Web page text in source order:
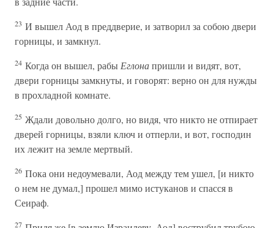
23 И вышел Аод в преддверие, и затворил за собою двери
горницы, и замкнул.
24 Когда он вышел, рабы Еглонапришли и видят, вот,
двери горницы замкнуты, и говорят: верно он для нужды
в прохладной комнате.
25 Ждали довольно долго, но видя, что никто не отпирает
дверей горницы, взяли ключ и отперли, и вот, господин
их лежит на земле мертвый.
26 Пока они недоумевали, Аод между тем ушел, [и никто
о нем не думал,] прошел мимо истуканов и спасся в
Сеираф.
27